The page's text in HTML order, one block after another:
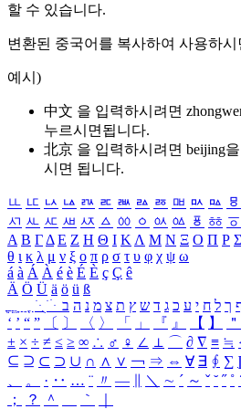
할 수 있습니다.
변환된 중국어를 복사하여 사용하시
예시)
中文 을 입력하시려면
누르시면됩니다.
北京 을 입력하시려면 beijing
시면 됩니다.
ㅥ ㅦ ㅧ ㅨ ㅩ ㅪ ㅫ ㅬ ㅭ ㅮ ㅯ ㅰ ㅱ
ㅺ ㅻ ㅼ ㅽ ㅾ ㅿ ㆀ ㆁ ㆂ ㆃ ㆄ ㆅ ㆆ
Α Β ΓΔ Ε Ζ Η Θ Ι ΚΛ Μ Ν Ξ Ο Π Ρ Σ
θ ι κ λ μ ν ξ ο π ρ σ τ υ φ χ ψ ω
á à Á À é è É È ç Ç ê
Ä Ö Ü ä ö ü ß
ִֶֹ ֻּ ׁׂ ף ך ל ח י ע כ ג ד ש ץ ת צ מ נ ה ב
‘ ’ “ ” 〔 〕 〈 〉 「 」 『 』 【 】 ＂
± × ÷ ≠ ≤ ≥ ∞ ∴ ♂ ♀ ∠ ⊥ ⌒ ∂ ∇ ≡ ≒
⊆ ⊇ ⊂ ⊃ ∪ ∩ ∧ ∨ ￢ ⇒ ⇔ ∀ ∃ ∮ ∑
、
。 · ‥ … ¨ 〃 ― ＼ ∼ ´ ～ ˇ ˘ ˝ ˚ ˙
；
？ ＾ ｀